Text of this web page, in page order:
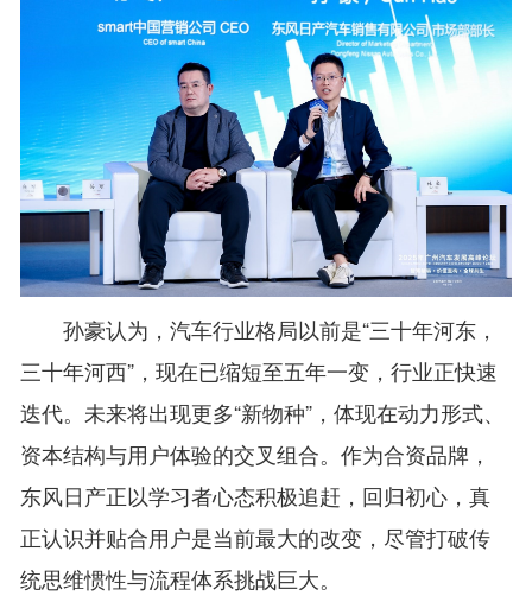
孙豪认为，汽车行业格局以前是“三十年河东，
三十年河西”，现在已缩短至五年一变，行业正快速
迭代。未来将出现更多“新物种”，体现在动力形式、
资本结构与用户体验的交叉组合。作为合资品牌，
东风日产正以学习者心态积极追赶，回归初心，真
正认识并贴合用户是当前最大的改变，尽管打破传
统思维惯性与流程体系挑战巨大。